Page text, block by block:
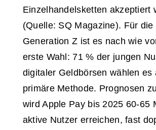
Einzelhandelsketten akzeptiert
(Quelle: SQ Magazine). Für die
Generation Z ist es nach wie
erste Wahl: 71 % der jungen
digitaler Geldbörsen wählen es
primäre Methode. Prognosen
wird Apple Pay bis 2025 60-65
aktive Nutzer erreichen, fast